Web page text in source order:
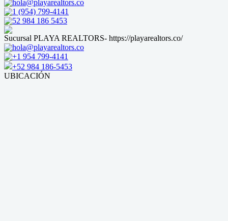
hola@playarealtors.co
1 (954) 799-4141
52 984 186 5453
Sucursal PLAYA REALTORS- https://playarealtors.co/
hola@playarealtors.co
+1 954 799-4141
+52 984 186-5453
UBICACIÓN